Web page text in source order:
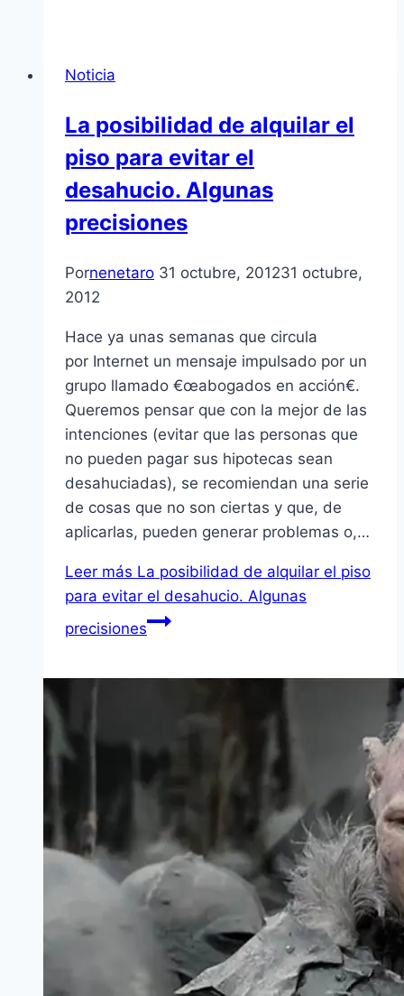
Noticia
La posibilidad de alquilar el
piso para evitar el
desahucio. Algunas
precisiones
Pornenetaro 31 octubre, 201231 octubre,
2012
Hace ya unas semanas que circula
por Internet un mensaje impulsado por un
grupo llamado €œabogados en acción€.
Queremos pensar que con la mejor de las
intenciones (evitar que las personas que
no pueden pagar sus hipotecas sean
desahuciadas), se recomiendan una serie
de cosas que no son ciertas y que, de
aplicarlas, pueden generar problemas o,…
Leer más La posibilidad de alquilar el piso
para evitar el desahucio. Algunas
precisiones